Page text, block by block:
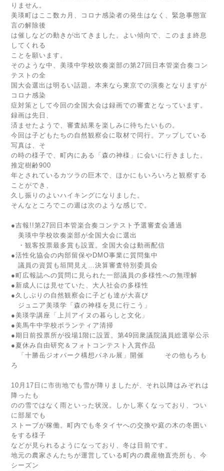
りません。
美瑛町はここ数カ月、コロナ感染者の発生はなく、緊急事態宣
言の解除後
は催しなどの動きが出てきました。よい傾向で、このまま終息
してくれる
ことを願います。
そのような中、美瑛中学校吹奏楽部の第27回日本管楽合奏コン
テストの全
国大会選出は明るい話題。本来なら東京での演奏となりますが
コロナ感染
症対策として今回の全国大会は録画での審査となっています。
録画は先日、
済ませたようで、審査結果を楽しみに待ちたいもの。
今回は子どもたちの自然観察会に取材で同行。アップしている
写真は、そ
の時の様子で、町内にある「森の神様」に会いに行きました。
推定樹齢900
年とされているカツラの巨木で、ほかにもいろいろと観察する
ことができ、
久し振りのよいハイキングになりました。
そんなところでこの週は次のような感じで。
●吉報!!第27回日本管楽合奏コンテスト予選審査会通過
美瑛中学校吹奏楽部が全国大会に選出
・観客投票最多賞も設置。全国大会は動画配信
●活性化協会の内部留保やDMO事業に質問集中
議員の資質も垣間見え…決算審査特別委員会
●町広報誌への質問に見られた一部議員の多様性への無理解
●新成人には見せていた、大人社会の多様性
●久しぶりの自然観察会に子ども達が大喜び
ジュニア美瑛学「森の神様を見に行こう」
●美瑛学講座「上川アイヌの暮らしと文化」
●美馬牛中学校ボランティア清掃
●期日前投票所が役場1階に設置。第49回衆議院議員総選挙公示
●夏休み自由研究＆フォトコンテスト入賞作品
「十勝岳ジオパーク構想パネル展」開催 その他もろも
ろ
10月17日に市街地でも雪が降りましたが、それ以降はみぞれは
降ったも
のの雪ではなく雨といった状況。しかし寒くなっており、つい
に部屋でも
ストーブが稼働。町内でも冬タイヤへの交換や庭の木の冬囲い
をする様子
などが見られるようになっており、冬は目前です。
地元の農家さんたちが運営している町内の農産物直売所も、今
シーズン